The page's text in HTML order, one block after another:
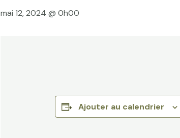
mai 12, 2024 @ 0h00
Ajouter au calendrier